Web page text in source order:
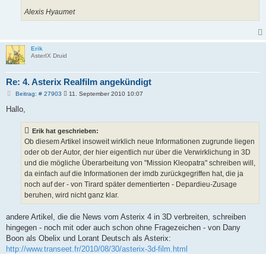
Alexis Hyaumet
Erik
AsterIX Druid
Re: 4. Asterix Realfilm angekündigt
Beitrag: # 27903B
r
a
g
11. September 2010 10:07
Hallo,
Erik hat geschrieben:
Ob diesem Artikel insoweit wirklich neue Informationen zugrunde liegen
oder ob der Autor, der hier eigentlich nur über die Verwirklichung in 3D
und die mögliche Überarbeitung von "Mission Kleopatra" schreiben will,
da einfach auf die Informationen der imdb zurückgegriffen hat, die ja
noch auf der - von Tirard später dementierten - Depardieu-Zusage
beruhen, wird nicht ganz klar.
andere Artikel, die die News vom Asterix 4 in 3D verbreiten, schreiben
hingegen - noch mit oder auch schon ohne Fragezeichen - von Dany
Boon als Obelix und Lorant Deutsch als Asterix:
http://www.transeet.fr/2010/08/30/asterix-3d-film.html